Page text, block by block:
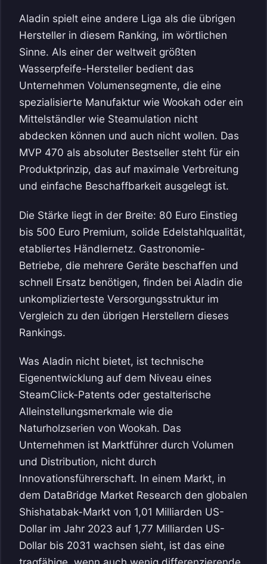
Aladin spielt eine andere Liga als die übrigen
Hersteller in diesem Ranking, im wörtlichen
Sinne. Als einer der weltweit größten
Wasserpfeife-Hersteller bedient das
Unternehmen Volumensegmente, die eine
spezialisierte Manufaktur wie Wookah oder ein
Mittelständler wie Steamulation nicht
abdecken können und auch nicht wollen. Das
MVP 470 als absoluter Bestseller steht für ein
Produktprinzip, das auf maximale Verbreitung
und einfache Beschaffbarkeit ausgelegt ist.
Die Stärke liegt in der Breite: 80 Euro Einstieg
bis 500 Euro Premium, solide Edelstahlqualität,
etabliertes Händlernetz. Gastronomie-
Betriebe, die mehrere Geräte beschaffen und
schnell Ersatz benötigen, finden bei Aladin die
unkomplizierteste Versorgungsstruktur im
Vergleich zu den übrigen Herstellern dieses
Rankings.
Was Aladin nicht bietet, ist technische
Eigenentwicklung auf dem Niveau eines
SteamClick-Patents oder gestalterische
Alleinstellungsmerkmale wie die
Naturholzserien von Wookah. Das
Unternehmen ist Marktführer durch Volumen
und Distribution, nicht durch
Innovationsführerschaft. In einem Markt, in
dem DataBridge Market Research den globalen
Shishatabak-Markt von 1,01 Milliarden US-
Dollar im Jahr 2023 auf 1,77 Milliarden US-
Dollar bis 2031 wachsen sieht, ist das eine